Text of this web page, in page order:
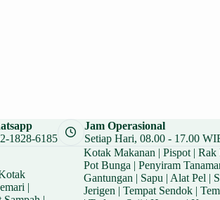
1828-6185
Jam Operasional
Setiap Hari, 08.00 - 17.00
|
Kotak Makanan | Pispot| Rak
Pot Bunga | Penyiram
Gantungan | Sapu | Alat Pel |
Jerigen | Tempat Sendok|